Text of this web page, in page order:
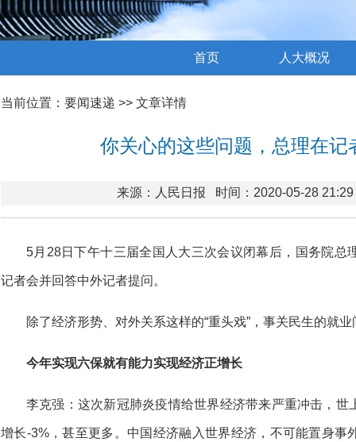
首页 人大概况
当前位置： 要闻速递 >> 文章详情
你关心的这些问题，总理在记
来源：人民日报 时间：2020-05-28 21:29
5月28日下午十三届全国人大三次会议闭幕后，国务院总
记者会并回答中外记者提问。
除了经济形势、对外关系这样的“重头戏”，事关民生的就
今年实现六保就有能力实现经济正增长
李克强：这次新冠肺炎疫情给世界经济带来严重冲击，
增长-3%，甚至更多。中国经济融入世界经济，不可能置身事